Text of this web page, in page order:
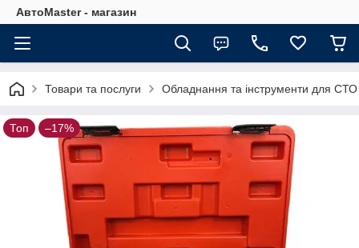
АвтоMaster - магазин
Товари та послуги Обладнання та інструменти для СТО
Топ –17%